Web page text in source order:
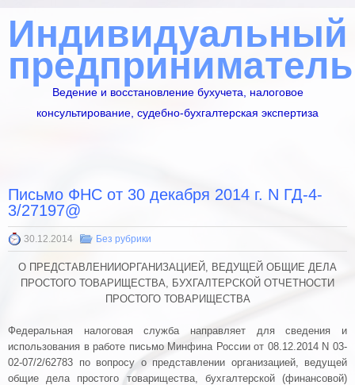
Индивидуальный
предприниматель
Ведение и восстановление бухучета, налоговое
консультирование, судебно-бухгалтерская экспертиза
Письмо ФНС от 30 декабря 2014 г. N ГД-4-
3/27197@
30.12.2014 Без рубрики
О ПРЕДСТАВЛЕНИИОРГАНИЗАЦИЕЙ, ВЕДУЩЕЙ ОБЩИЕ ДЕЛА
ПРОСТОГО ТОВАРИЩЕСТВА, БУХГАЛТЕРСКОЙ ОТЧЕТНОСТИ
ПРОСТОГО ТОВАРИЩЕСТВА
Федеральная налоговая служба направляет для сведения и
использования в работе письмоМинфина России от 08.12.2014 N 03-
02-07/2/62783 по вопросу о представлении организацией, ведущей
общие дела простого товарищества, бухгалтерской (финансовой)